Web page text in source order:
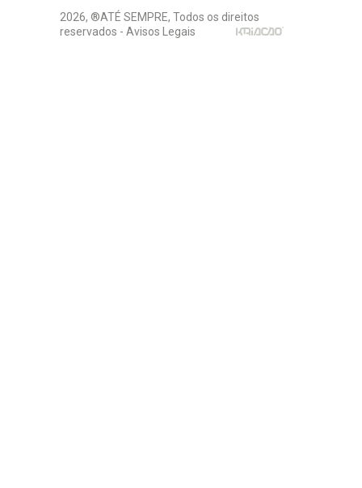
2026, ®ATÉ SEMPRE, Todos os direitos
reservados - Avisos Legais